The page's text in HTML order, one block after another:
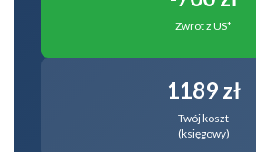
Zwrot z US*
1189 zł
Twój koszt
(księgowy)